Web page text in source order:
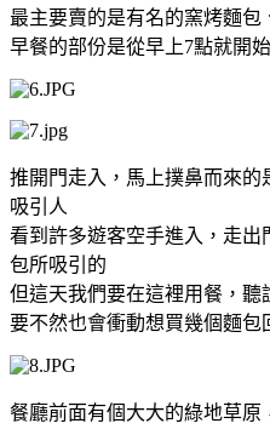
最主要賣的是有名的窯烤麵包
早餐的部份是從早上7點就開
推開門走入，馬上撲鼻而來
吸引人
看到許多遊客空手進入，走
包所吸引的
但這天我們要在這裡用餐，
要不然也會衝動想買幾個麵
餐廳前面有個大大的綠地草